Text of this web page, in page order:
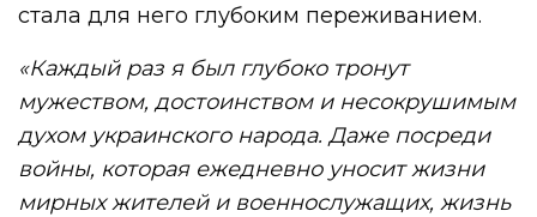
стала для него глубоким переживанием.
«Каждый раз я был глубоко тронут
мужеством, достоинством и несокрушимым
духом украинского народа. Даже посреди
войны, которая ежедневно уносит жизни
мирных жителей и военнослужащих, жизнь